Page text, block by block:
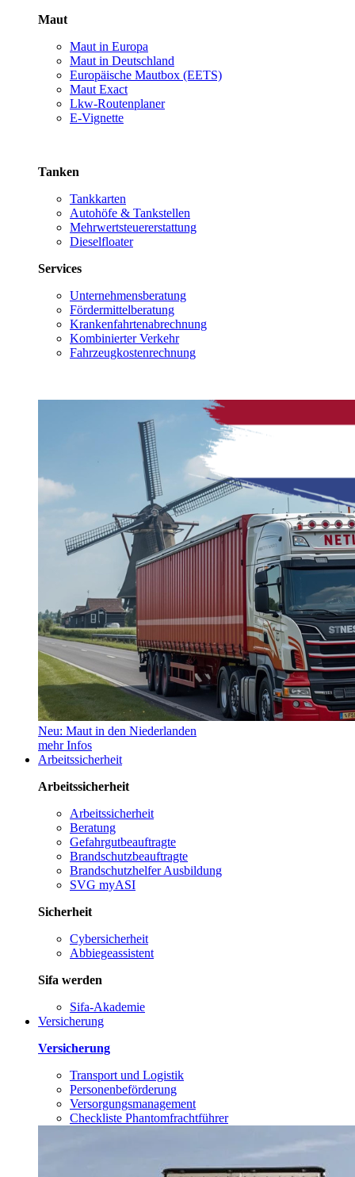
Maut
Maut in Europa
Maut in Deutschland
Europäische Mautbox (EETS)
Maut Exact
Lkw-Routenplaner
E-Vignette
Tanken
Tankkarten
Autohöfe & Tankstellen
Mehrwertsteuererstattung
Dieselfloater
Services
Unternehmensberatung
Fördermittelberatung
Krankenfahrtenabrechnung
Kombinierter Verkehr
Fahrzeugkostenrechnung
Neu: Maut in den Niederlanden
mehr Infos
Arbeitssicherheit
Arbeitssicherheit
Arbeitssicherheit
Beratung
Gefahrgutbeauftragte
Brandschutzbeauftragte
Brandschutzhelfer Ausbildung
SVG myASI
Sicherheit
Cybersicherheit
Abbiegeassistent
Sifa werden
Sifa-Akademie
Versicherung
Versicherung
Transport und Logistik
Personenbeförderung
Versorgungsmanagement
Checkliste Phantomfrachtführer